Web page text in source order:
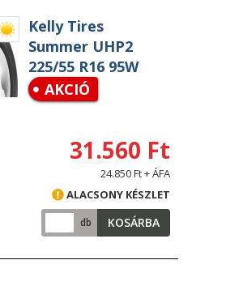
Kelly Tires
Summer UHP2
225/55 R16 95W
AKCIÓ
31.560 Ft
24.850 Ft + ÁFA
ALACSONY KÉSZLET
db KOSÁRBA